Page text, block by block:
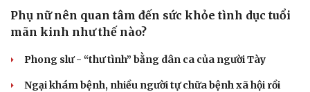
Phụ nữ nên quan tâm đến sức khỏe tình dục tuổi
mãn kinh như thế nào?
Phong slư - “thư tình” bằng dân ca của người Tày
Ngại khám bệnh, nhiều người tự chữa bệnh xã hội rồi